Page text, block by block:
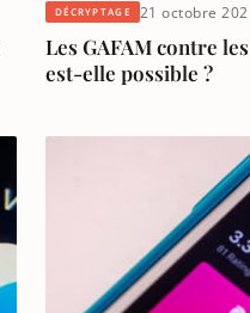
DÉCRYPTAGE 21 octobre
Les GAFAM contre
est-elle possible ?